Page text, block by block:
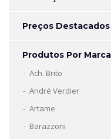
Preços Destacados
Produtos Por Marca
Ach. Brito
André Verdier
Artame
Barazzoni